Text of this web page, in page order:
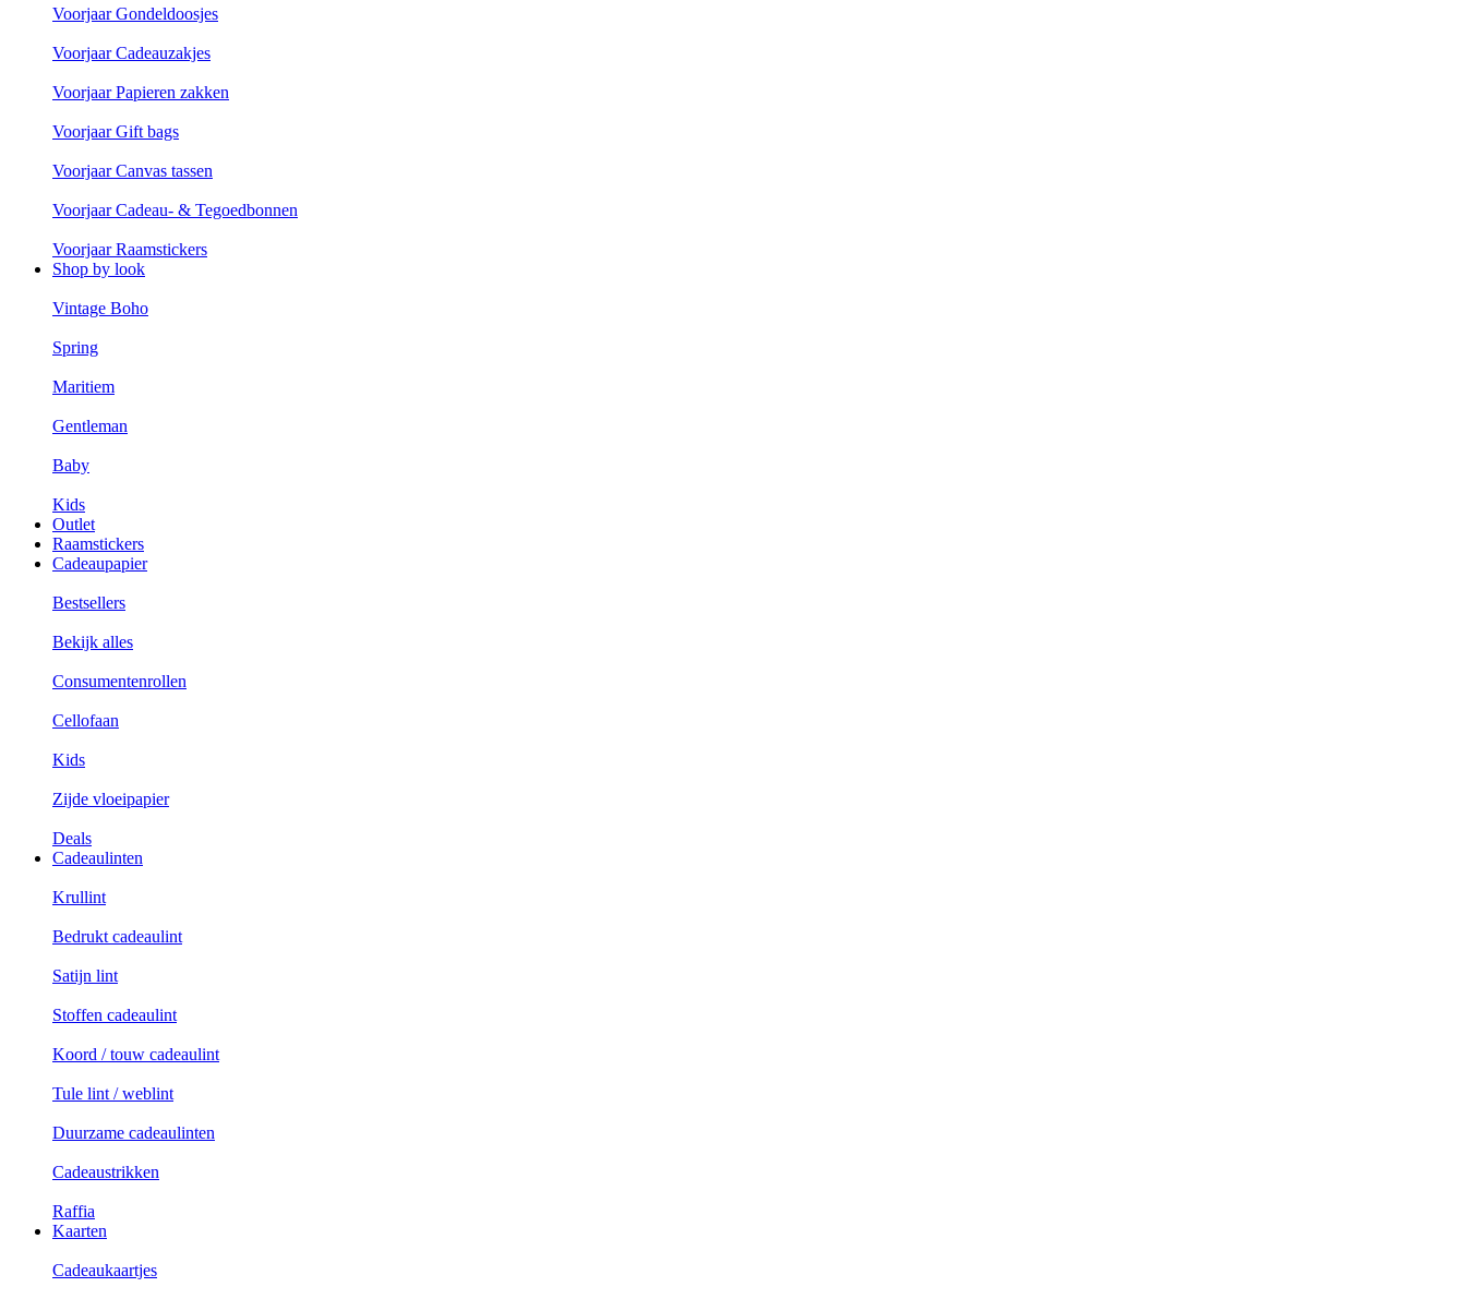
Voorjaar Gondeldoosjes
Voorjaar Cadeauzakjes
Voorjaar Papieren zakken
Voorjaar Gift bags
Voorjaar Canvas tassen
Voorjaar Cadeau- & Tegoedbonnen
Voorjaar Raamstickers
Shop by look
Vintage Boho
Spring
Maritiem
Gentleman
Baby
Kids
Outlet
Raamstickers
Cadeaupapier
Bestsellers
Bekijk alles
Consumentenrollen
Cellofaan
Kids
Zijde vloeipapier
Deals
Cadeaulinten
Krullint
Bedrukt cadeaulint
Satijn lint
Stoffen cadeaulint
Koord / touw cadeaulint
Tule lint / weblint
Duurzame cadeaulinten
Cadeaustrikken
Raffia
Kaarten
Cadeaukaartjes